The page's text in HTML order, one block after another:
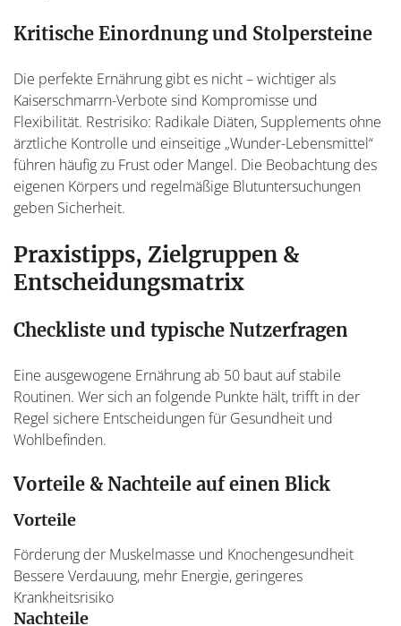
Kritische Einordnung und Stolpersteine
Die perfekte Ernährung gibt es nicht – wichtiger als
Kaiserschmarrn-Verbote sind Kompromisse und
Flexibilität. Restrisiko: Radikale Diäten, Supplements ohne
ärztliche Kontrolle und einseitige „Wunder-Lebensmittel“
führen häufig zu Frust oder Mangel. Die Beobachtung des
eigenen Körpers und regelmäßige Blutuntersuchungen
geben Sicherheit.
Praxistipps, Zielgruppen &
Entscheidungsmatrix
Checkliste und typische Nutzerfragen
Eine ausgewogene Ernährung ab 50 baut auf stabile
Routinen. Wer sich an folgende Punkte hält, trifft in der
Regel sichere Entscheidungen für Gesundheit und
Wohlbefinden.
Vorteile & Nachteile auf einen Blick
Vorteile
Förderung der Muskelmasse und Knochengesundheit
Bessere Verdauung, mehr Energie, geringeres
Krankheitsrisiko
Nachteile